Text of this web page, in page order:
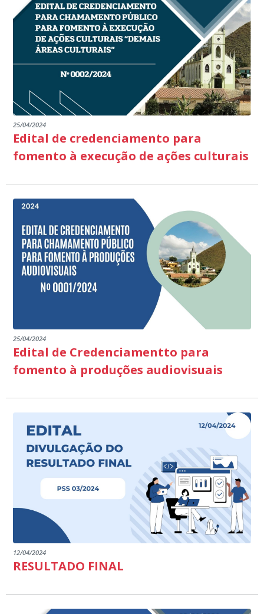
NO MUNICIPIO DE DIVINO DE SÃO LOURENÇO-ES.
25/04/2024
Edital de credenciamento para
fomento à execução de ações culturais
25/04/2024
Edital de Credenciamentto para
fomento à produções audiovisuais
12/04/2024
RESULTADO FINAL